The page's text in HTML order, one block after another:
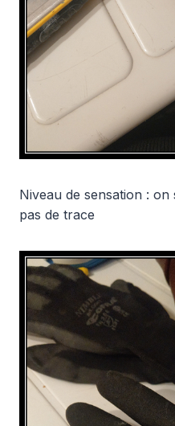
Niveau de sensation :
pas de trace